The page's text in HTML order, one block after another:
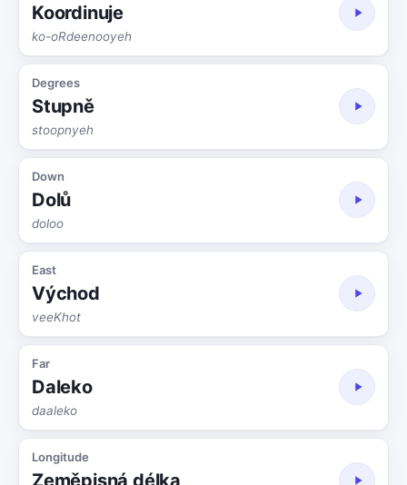
Koordinuje
ko-oRdeenooyeh
Degrees
Stupně
stoopnyeh
Down
Dolů
doloo
East
Východ
veeKhot
Far
Daleko
daaleko
Longitude
Zeměpisná délka